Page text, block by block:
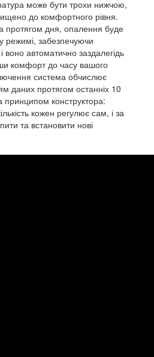
може бути трохи нижчою,
до комфортного рівня.
протягом дня, опалення буде
режимі, забезпечуючи
воно автоматично заздалегідь
комфорт до часу вашого
система обчислює
даних протягом останніх 10
принципом конструктора:
кожен регулює сам, і за
та встановити нові